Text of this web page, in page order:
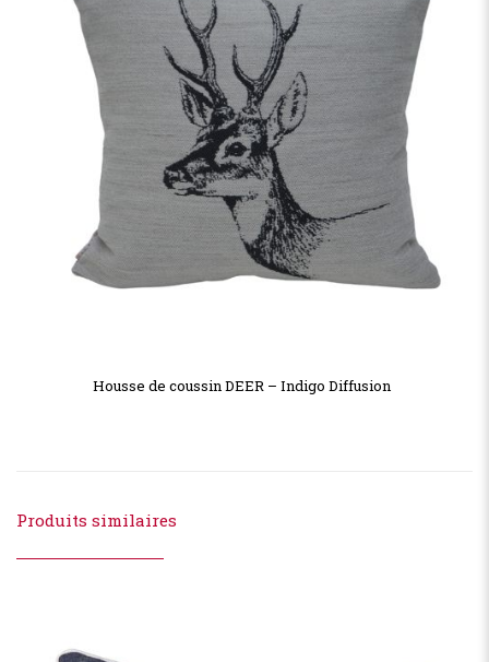
Housse de coussin DEER – Indigo Diffusion
Produits similaires